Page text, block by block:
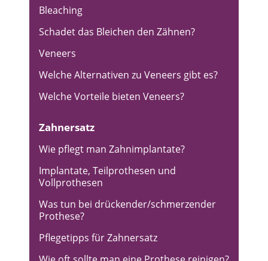
Bleaching
Schadet das Bleichen den Zähnen?
Veneers
Welche Alternativen zu Veneers gibt es?
Welche Vorteile bieten Veneers?
Zahnersatz
Wie pflegt man Zahnimplantate?
Implantate, Teilprothesen und
Vollprothesen
Was tun bei drückender/schmerzender
Prothese?
Pflegetipps für Zahnersatz